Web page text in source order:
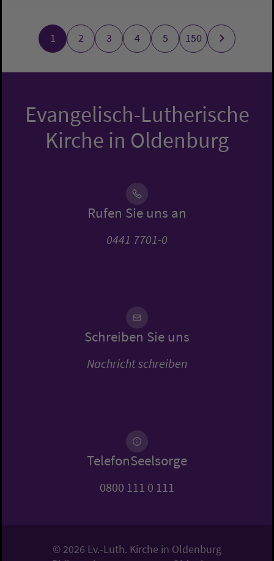
1 2 3 4 5 150
Evangelisch-Lutherische
Kirche in Oldenburg
Rufen Sie uns an
0441 7701-0
Schreiben Sie uns
Nachricht schreiben
TelefonSeelsorge
0800 111 0 111
© 2026 Ev.-Luth. Kirche in Oldenburg